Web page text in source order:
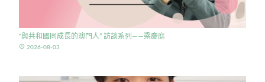
“與共和國同成長的澳門人” 訪談系列——梁慶庭
access_time 2026-08-03